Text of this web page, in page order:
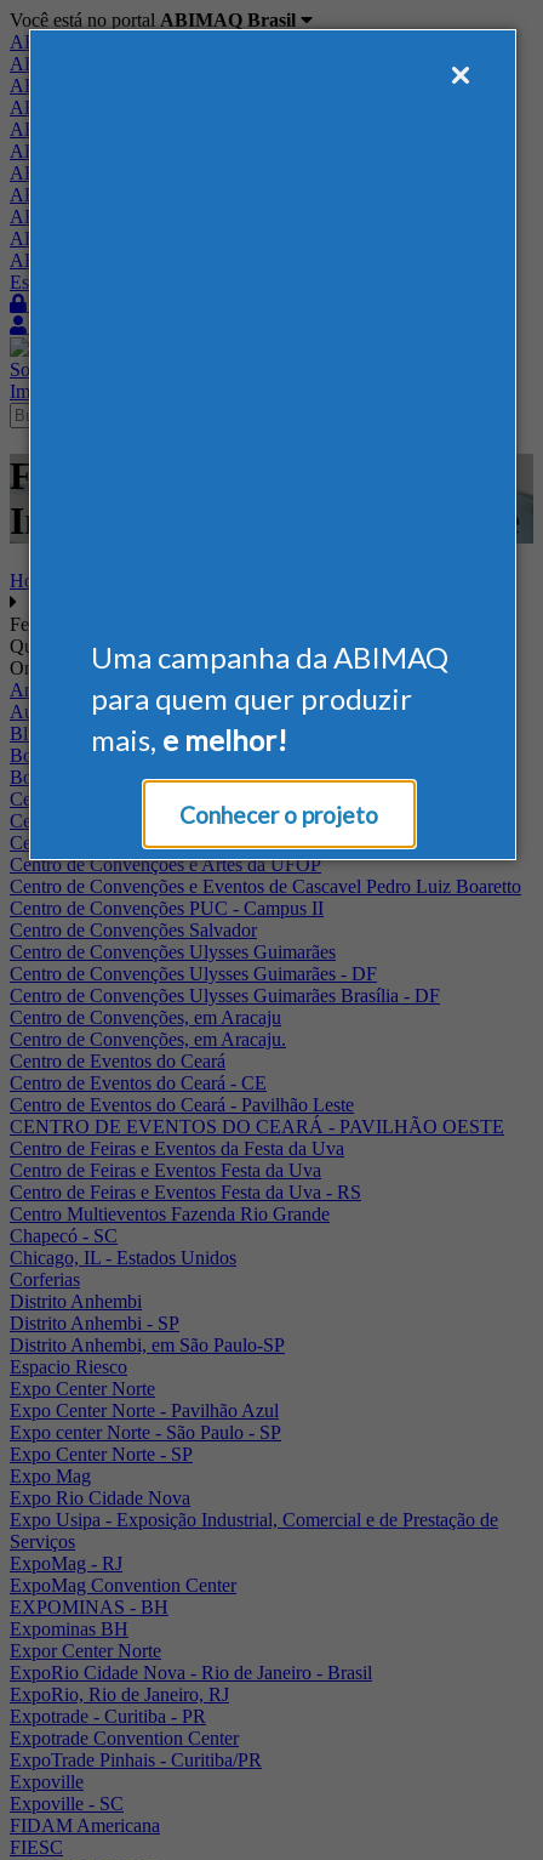
Uma campanha da ABIMAQ
para quem quer produzir
mais, e melhor!
Conhecer o projeto
Você está no portal ABIMAQ Brasil
ABIMAQ Brasil
ABIMAQ Minas Gerais
ABIMAQ Norte-Nordeste
ABIMAQ Paraná
ABIMAQ Piracicaba
ABIMAQ Ribeirão Preto
ABIMAQ Rio de Janeiro
ABIMAQ Rio Grande do Sul
ABIMAQ Santa Catarina
ABIMAQ São Paulo
ABIMAQ Vale do Paraíba
Escritório de Relações Governamentais
Sobre
Imprensa
Feiras - ExpoMag - RJ - Feira
Internacional - Meio Ambiente
Home
Feiras
Quando
Onde
Arena Jaguariuna
Auditório Albano Franco - FIEPA
Blumenau - SC
BolognaFiere
Boulevard Olimpico - RJ
Centro Internacional de Convenções do Brasil, em Brasília
Centro de Convenções - SE
Centro de Convenções de Pernambuco - PE
Centro de Convenções e Artes da UFOP
Centro de Convenções e Eventos de Cascavel Pedro Luiz Boaretto
Centro de Convenções PUC - Campus II
Centro de Convenções Salvador
Centro de Convenções Ulysses Guimarães
Centro de Convenções Ulysses Guimarães - DF
Centro de Convenções Ulysses Guimarães Brasília - DF
Centro de Convenções, em Aracaju
Centro de Convenções, em Aracaju.
Centro de Eventos do Ceará
Centro de Eventos do Ceará - CE
Centro de Eventos do Ceará - Pavilhão Leste
CENTRO DE EVENTOS DO CEARÁ - PAVILHÃO OESTE
Centro de Feiras e Eventos da Festa da Uva
Centro de Feiras e Eventos Festa da Uva
Centro de Feiras e Eventos Festa da Uva - RS
Centro Multieventos Fazenda Rio Grande
Chapecó - SC
Chicago, IL - Estados Unidos
Corferias
Distrito Anhembi
Distrito Anhembi - SP
Distrito Anhembi, em São Paulo-SP
Espacio Riesco
Expo Center Norte
Expo Center Norte - Pavilhão Azul
Expo center Norte - São Paulo - SP
Expo Center Norte - SP
Expo Mag
Expo Rio Cidade Nova
Expo Usipa - Exposição Industrial, Comercial e de Prestação de
Serviços
ExpoMag - RJ
ExpoMag Convention Center
EXPOMINAS - BH
Expominas BH
Expor Center Norte
ExpoRio Cidade Nova - Rio de Janeiro - Brasil
ExpoRio, Rio de Janeiro, RJ
Expotrade - Curitiba - PR
Expotrade Convention Center
ExpoTrade Pinhais - Curitiba/PR
Expoville
Expoville - SC
FIDAM Americana
FIESC